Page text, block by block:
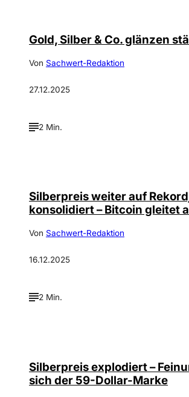
Gold, Silber & Co. glänzen
Von Sachwert-Redaktion
27.12.2025
2 Min.
Silberpreis weiter auf
konsolidiert – Bitcoin gleitet
Von Sachwert-Redaktion
16.12.2025
2 Min.
Silberpreis explodiert –
sich der 59-Dollar-Marke